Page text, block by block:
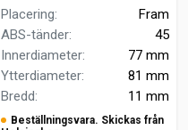
Placering:
Fram
ABS-tänder:
45
Innerdiameter:
77 mm
Ytterdiameter:
81 mm
Bredd: 11 mm
Beställningsvara. Skickas från